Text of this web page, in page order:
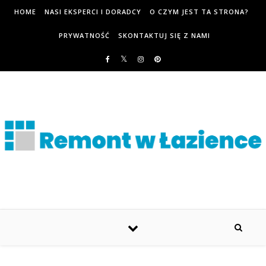
HOME NASI EKSPERCI I DORADCY O CZYM JEST TA STRONA?
PRYWATNOŚĆ SKONTAKTUJ SIĘ Z NAMI